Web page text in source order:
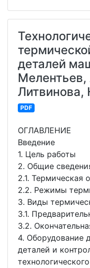
деталей
Литвинова,
PDF
ОГЛАВЛЕНИЕ
Введение
1. Цель работы
2. Общие
2.1. Термическая
2.2. Режимы
3. Виды
3.1.
3.2.
4. Оборудование
деталей и